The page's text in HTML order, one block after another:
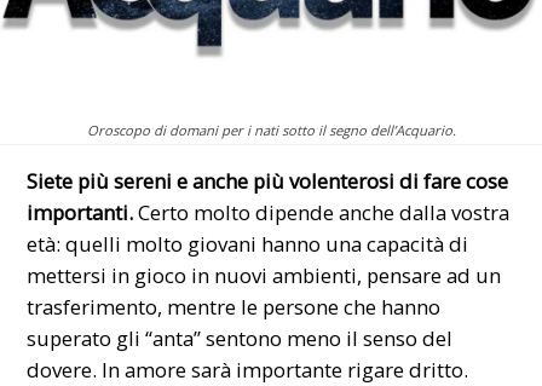
Oroscopo di domani per i nati sotto il segno dell’Acquario.
Siete più sereni e anche più volenterosi di fare cose
importanti.Certo molto dipende anche dalla vostra
età: quelli molto giovani hanno una capacità di
mettersi in gioco in nuovi ambienti, pensare ad un
trasferimento, mentre le persone che hanno
superato gli “anta” sentono meno il senso del
dovere. In amore sarà importante rigare dritto.